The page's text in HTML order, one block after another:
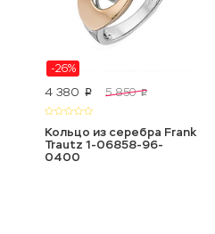
-26%
4 380 p 5 850 p
Кольцо из серебра Frank
Trautz 1-06858-96-
0400